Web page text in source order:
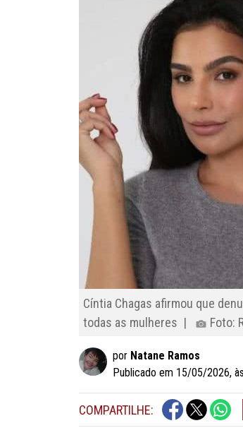
Cíntia Chagas afirmou que
todas as mulheres |
Foto:
por Natane Ramos
Publicado em 15/05/2026,
COMPARTILHE: